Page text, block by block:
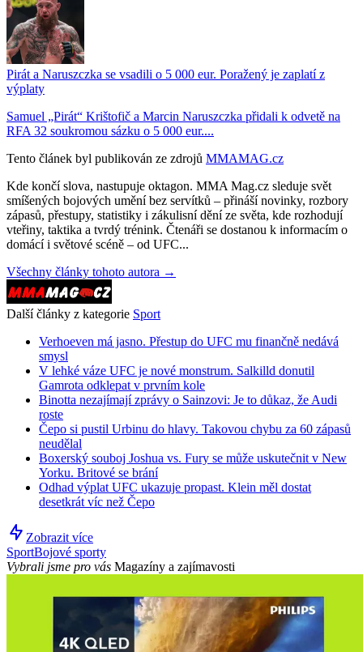
Pirát a Naruszczka se vsadili o 5 000 eur. Poražený je zaplatí z
výplaty
Samuel „Pirát“ Krištofič a Marcin Naruszczka přidali k odvetě na
RFA 32 soukromou sázku o 5 000 eur....
Tento článek byl publikován ze zdrojů MMAMAG.cz
Kde končí slova, nastupuje oktagon. MMA Mag.cz sleduje svět
smíšených bojových umění bez servítků – přináší novinky, rozbory
zápasů, přestupy, statistiky i zákulisní dění ze světa, kde rozhodují
vteřiny, taktika a tvrdý trénink. Čtenáři se dostanou k informacím o
domácí i světové scéně – od UFC...
Všechny články tohoto autora →
Další články z kategorie Sport
Verhoeven má jasno. Přestup do UFC mu finančně nedává
smysl
V lehké váze UFC je nové monstrum. Salkilld donutil
Gamrota odklepat v prvním kole
Binotta nezajímají zprávy o Sainzovi: Je to důkaz, že Audi
roste
Čepo si pustil Urbinu do hlavy. Takovou chybu za 60 zápasů
neudělal
Boxerský souboj Joshua vs. Fury se může uskutečnit v New
Yorku. Britové se brání
Odhad výplat UFC ukazuje propast. Klein měl dostat
desetkrát víc než Čepo
Zobrazit více
SportBojové sporty
Vybrali jsme pro vás Magazíny a zajímavosti